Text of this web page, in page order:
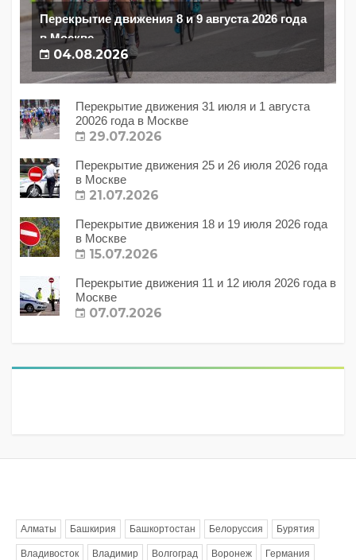
Перекрытие движения 8 и 9 августа 2026 года
в Москве
04.08.2026
Перекрытие движения 31 июля и 1 августа
20026 года в Москве
29.07.2026
Перекрытие движения 25 и 26 июля 2026 года
в Москве
21.07.2026
Перекрытие движения 18 и 19 июля 2026 года
в Москве
15.07.2026
Перекрытие движения 11 и 12 июля 2026 года в
Москве
07.07.2026
Алматы Башкирия Башкортостан Белоруссия Бурятия
Владивосток Владимир Волгоград Воронеж Германия